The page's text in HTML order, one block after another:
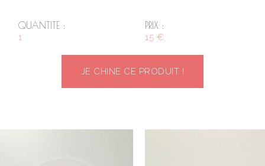
QUANTITE :
1
PRIX :
15 €
JE CHINE CE PRODUIT !